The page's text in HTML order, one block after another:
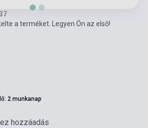
a terméket. Legyen Ön az első!
2 munkanap
hozzáadás